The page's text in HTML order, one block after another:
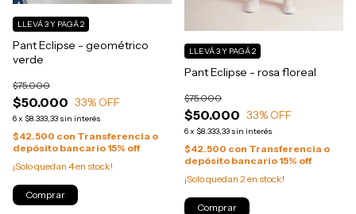
Pant Eclipse - geométrico
verde
$50.000
$75.000
33% OFF
6x $8.333,33 sin interés
LLEVÁ 3 Y PAGÁ 2
$42.500 con Transferencia o
depósito bancario 15% off
¡Solo quedan 4en stock!
Comprar
Pant Eclipse - rosa floreal
$50.000
$75.000
33% OFF
6x $8.333,33 sin interés
LLEVÁ 3 Y PAGÁ 2
$42.500 con Transferencia o
depósito bancario 15% off
¡Solo quedan 2 en stock!
Comprar